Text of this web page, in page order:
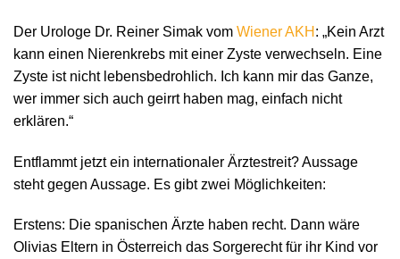
Der Urologe Dr. Reiner Simak vom Wiener AKH : „Kein Arzt
kann einen Nierenkrebs mit einer Zyste verwechseln. Eine
Zyste ist nicht lebensbedrohlich. Ich kann mir das Ganze,
wer immer sich auch geirrt haben mag, einfach nicht
erklären.“
Entflammt jetzt ein internationaler Ärztestreit? Aussage
steht gegen Aussage. Es gibt zwei Möglichkeiten:
Erstens: Die spanischen Ärzte haben recht. Dann wäre
Olivias Eltern in Österreich das Sorgerecht für ihr Kind vor